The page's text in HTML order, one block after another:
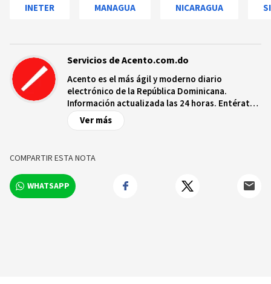
INETER MANAGUA NICARAGUA
Servicios de Acento.com.do
Acento es el más ágil y moderno diario
electrónico de la República Dominicana.
Información actualizada las 24 horas. Entérate
de las noticias y sucesos más importantes a
nivel nacional e internacional, videos y fotos
Ver más
COMPARTIR ESTA NOTA
WHATSAPP